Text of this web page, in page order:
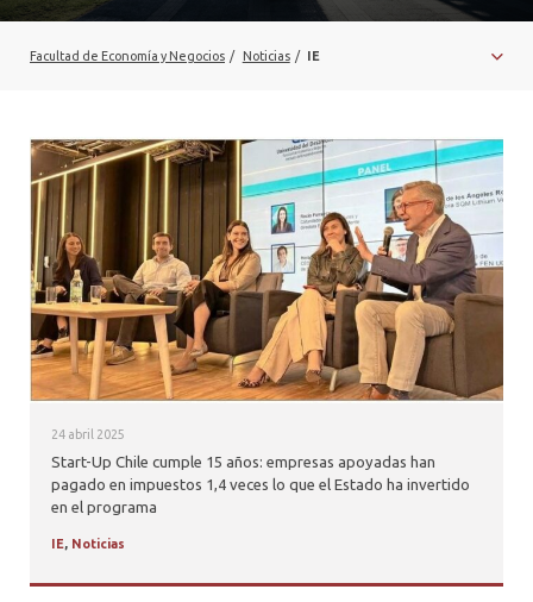
DESARROLLO PROFESIONAL
PROFESORES
Facultad de Economía y Negocios / Noticias / IE
24 abril 2025
Start-Up Chile cumple 15 años: empresas apoyadas han
pagado en impuestos 1,4 veces lo que el Estado ha invertido
en el programa
IE, Noticias